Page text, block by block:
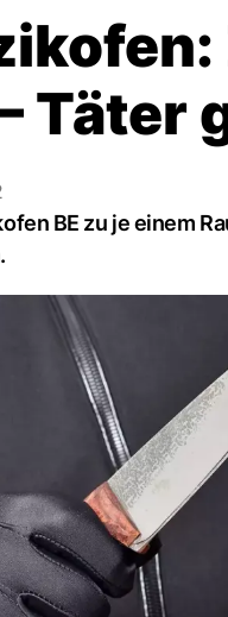
Täter
BE zu je einem